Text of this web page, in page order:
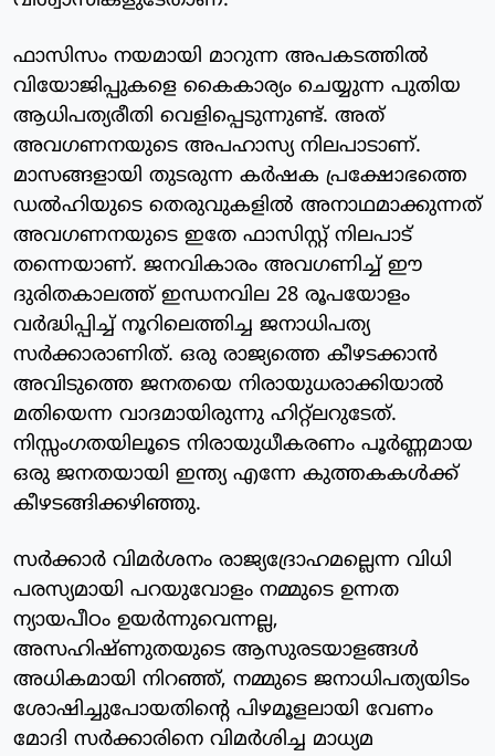
ഫാസിസം നയമായി മാറുന്ന അപകടത്തില്‍
വിയോജിപ്പുകളെ കൈകാര്യം ചെയ്യുന്ന പുതിയ
ആധിപത്യരീതി വെളിപ്പെടുന്നുണ്ട്. അത്
അവഗണനയുടെ അപഹാസ്യ നിലപാടാണ്.
മാസങ്ങളായി തുടരുന്ന കര്‍ഷക പ്രക്ഷോഭത്തെ
ഡല്‍ഹിയുടെ തെരുവുകളില്‍ അനാഥമാക്കുന്നത്
അവഗണനയുടെ ഇതേ ഫാസിസ്റ്റ് നിലപാട്
തന്നെയാണ്. ജനവികാരം അവഗണിച്ച് ഈ
ദുരിതകാലത്ത് ഇന്ധനവില 28 രൂപയോളം
വര്‍ദ്ധിപ്പിച്ച് നൂറിലെത്തിച്ച ജനാധിപത്യ
സര്‍ക്കാരാണിത്. ഒരു രാജ്യത്തെ കീഴടക്കാന്‍
അവിടുത്തെ ജനതയെ നിരായുധരാക്കിയാല്‍
മതിയെന്ന വാദമായിരുന്നു ഹിറ്റ്‌ലറുടേത്.
നിസ്സംഗതയിലൂടെ നിരായുധീകരണം പൂര്‍ണ്ണമായ
ഒരു ജനതയായി ഇന്ത്യ എന്നേ കുത്തകകള്‍ക്ക്
കീഴടങ്ങിക്കഴിഞ്ഞു.
സര്‍ക്കാര്‍ വിമര്‍ശനം രാജ്യദ്രോഹമല്ലെന്ന വിധി
പരസ്യമായി പറയുവോളം നമ്മുടെ ഉന്നത
ന്യായപീഠം ഉയര്‍ന്നുവെന്നല്ല,
അസഹിഷ്ണുതയുടെ ആസുരടയാളങ്ങള്‍
അധികമായി നിറഞ്ഞ്, നമ്മുടെ ജനാധിപത്യയിടം
ശോഷിച്ചുപോയതിന്റെ പിഴമൂളലായി വേണം
മോദി സര്‍ക്കാരിനെ വിമര്‍ശിച്ച മാധ്യമ